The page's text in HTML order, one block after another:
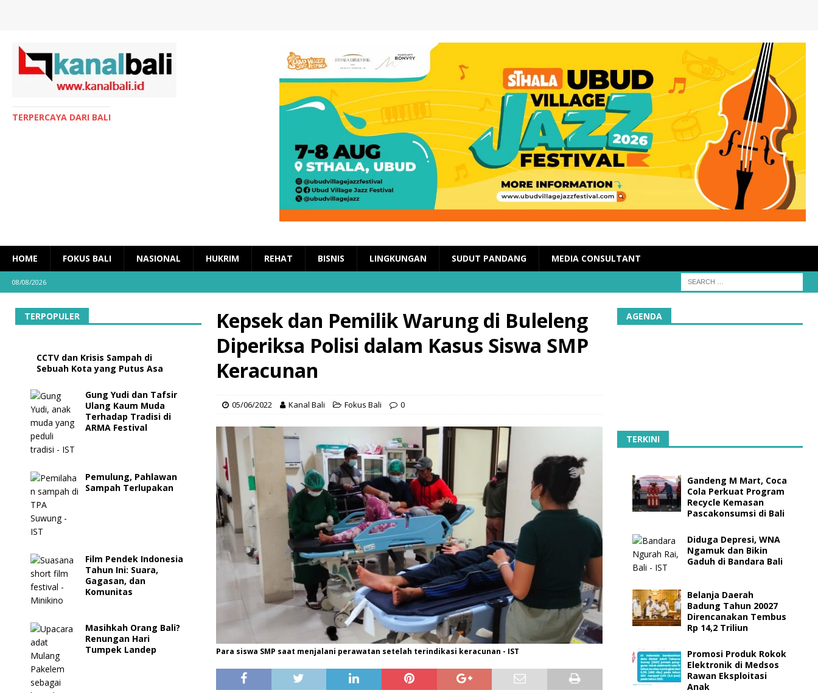
TERPERCAYA DARI BALI
HOME FOKUS BALI NASIONAL HUKRIM REHAT BISNIS LINGKUNGAN SUDUT PANDANG MEDIA CONSULTANT
08/08/2026
Kepsek dan Pemilik Warung di Buleleng
Diperiksa Polisi dalam Kasus Siswa SMP
Keracunan
05/06/2022 Kanal Bali Fokus Bali 0
Para siswa SMP saat menjalani perawatan setelah terindikasi keracunan - IST
TERPOPULER
CCTV dan Krisis Sampah di
Sebuah Kota yang Putus Asa
Gung Yudi dan Tafsir
Ulang Kaum Muda
Terhadap Tradisi di
ARMA Festival
Pemulung, Pahlawan
Sampah Terlupakan
Film Pendek Indonesia
Tahun Ini: Suara,
Gagasan, dan
Komunitas
Masihkah Orang Bali?
Renungan Hari
Tumpek Landep
AGENDA
TERKINI
Gandeng M Mart, Coca
Cola Perkuat Program
Recycle Kemasan
Pascakonsumsi di Bali
Diduga Depresi, WNA
Ngamuk dan Bikin
Gaduh di Bandara Bali
Belanja Daerah
Badung Tahun 20027
Direncanakan Tembus
Rp 14,2 Triliun
Promosi Produk Rokok
Elektronik di Medsos
Rawan Eksploitasi
Anak